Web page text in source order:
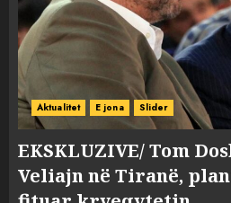
Aktualitet E jona Slider
EKSKLUZIVE/ Tom
Veliajn në Tiranë,